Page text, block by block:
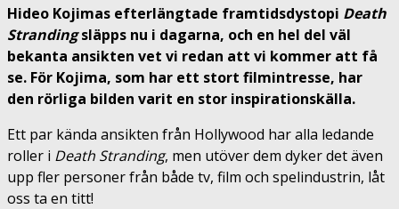
Hideo Kojimas efterlängtade framtidsdystopi Death
Strandingsläpps nu i dagarna, och en hel del väl
bekanta ansikten vet vi redan att vi kommer att få
se. För Kojima, som har ett stort filmintresse, har
den rörliga bilden varit en stor inspirationskälla.
Ett par kända ansikten från Hollywood har alla ledande
roller i Death Stranding, men utöver dem dyker det även
upp fler personer från både tv, film och spelindustrin, låt
oss ta en titt!